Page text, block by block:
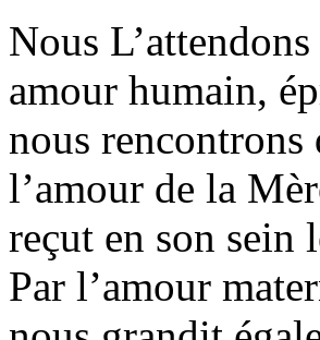
Nous
amour humain,
nous
l’amour de la
reçut en son sein
Par l’amour